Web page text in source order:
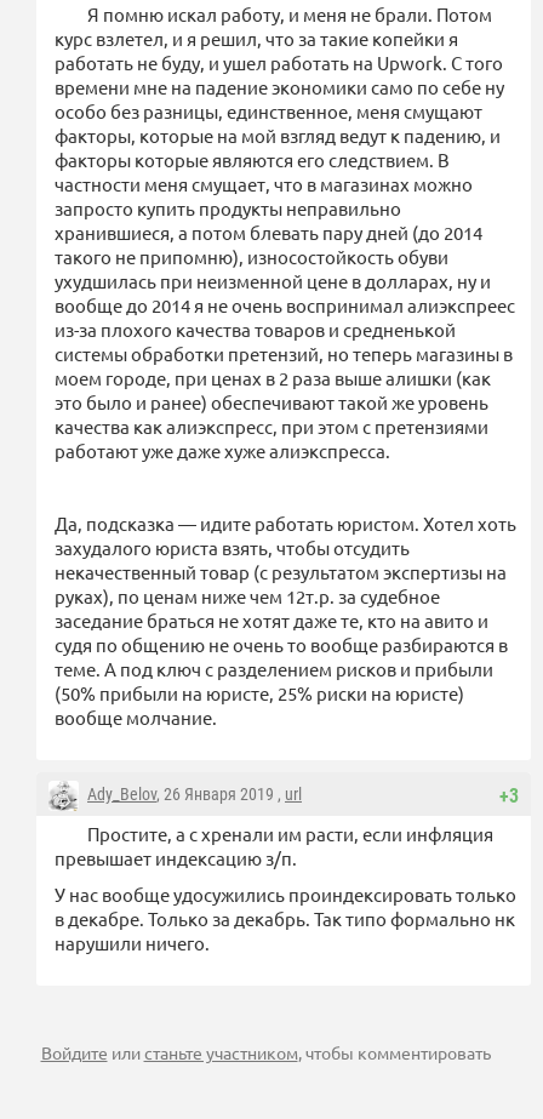
Я помню искал работу, и меня не брали. Потом
курс взлетел, и я решил, что за такие копейки я
работать не буду, и ушел работать на Upwork. С того
времени мне на падение экономики само по себе ну
особо без разницы, единственное, меня смущают
факторы, которые на мой взгляд ведут к падению, и
факторы которые являются его следствием. В
частности меня смущает, что в магазинах можно
запросто купить продукты неправильно
хранившиеся, а потом блевать пару дней (до 2014
такого не припомню), износостойкость обуви
ухудшилась при неизменной цене в долларах, ну и
вообще до 2014 я не очень воспринимал алиэкспреес
из-за плохого качества товаров и средненькой
системы обработки претензий, но теперь магазины в
моем городе, при ценах в 2 раза выше алишки (как
это было и ранее) обеспечивают такой же уровень
качества как алиэкспресс, при этом с претензиями
работают уже даже хуже алиэкспресса.
Да, подсказка — идите работать юристом. Хотел хоть
захудалого юриста взять, чтобы отсудить
некачественный товар (с результатом экспертизы на
руках), по ценам ниже чем 12т.р. за судебное
заседание браться не хотят даже те, кто на авито и
судя по общению не очень то вообще разбираются в
теме. А под ключ с разделением рисков и прибыли
(50% прибыли на юристе, 25% риски на юристе)
вообще молчание.
+3
Ady_Belov, 26 Января 2019 , url
Простите, а с хренали им расти, если инфляция
превышает индексацию з/п.
У нас вообще удосужились проиндексировать только
в декабре. Только за декабрь. Так типо формально нк
нарушили ничего.
Войдите илистаньте участником , чтобы комментировать